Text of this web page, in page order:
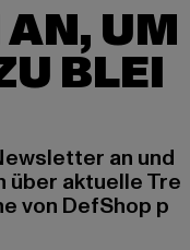
UM
BLEI
an und
aktuelle Tre
von DefShop p